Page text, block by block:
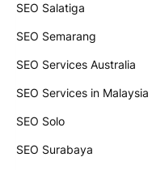
SEO Salatiga
SEO Semarang
SEO Services Australia
SEO Services in Malaysia
SEO Solo
SEO Surabaya